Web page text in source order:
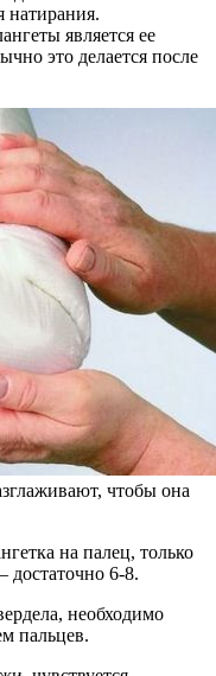
натирания.
является ее
это делается после
чтобы она
на палец, только
достаточно 6-8.
необходимо
пальцев.